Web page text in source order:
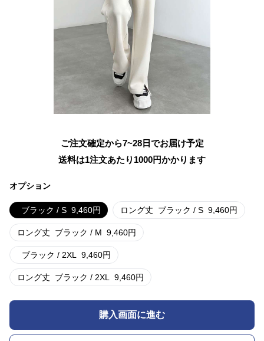
ご注文確定から7~28日でお届け予定
送料は1注文あたり 1000円かかります
オプション
ブラック / S 9,460円 ロング丈 ブラック / S 9,460円
ロング丈 ブラック / M 9,460円
ブラック / 2XL 9,460円
ロング丈 ブラック / 2XL 9,460円
購入画面に進む